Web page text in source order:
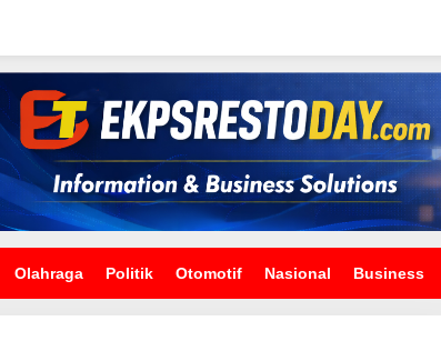
Olahraga Politik Otomotif Nasional Business